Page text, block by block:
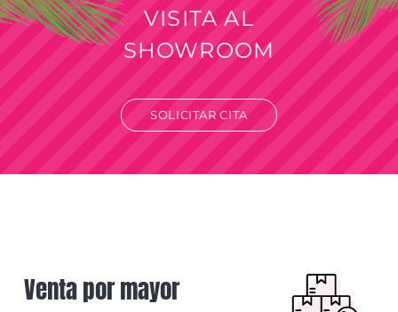
VISITA AL
SHOWROOM
SOLICITAR CITA
Venta por mayor